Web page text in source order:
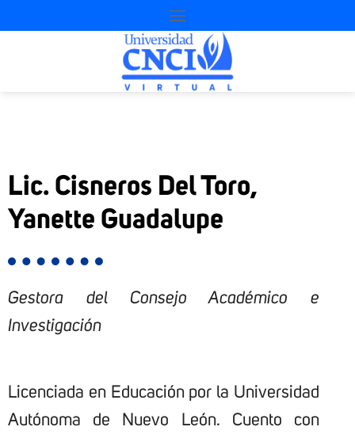
Lic. Cisneros Del Toro,
Yanette Guadalupe
Gestora del Consejo Académico e
Investigación
Licenciada en Educación por la Universidad
Autónoma de Nuevo León. Cuento con